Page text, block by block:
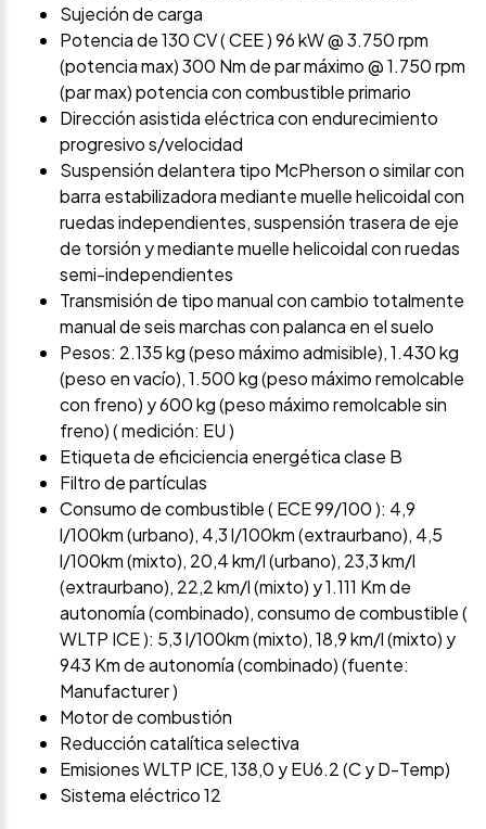
Sujeción de carga
Potencia de 130 CV ( CEE ) 96 kW @ 3.750 rpm
(potencia max) 300 Nm de par máximo @ 1.750 rpm
(par max) potencia con combustible primario
Dirección asistida eléctrica con endurecimiento
progresivo s/velocidad
Suspensión delantera tipo McPherson o similar con
barra estabilizadora mediante muelle helicoidal con
ruedas independientes, suspensión trasera de eje
de torsión y mediante muelle helicoidal con ruedas
semi-independientes
Transmisión de tipo manual con cambio totalmente
manual de seis marchas con palanca en el suelo
Pesos: 2.135 kg (peso máximo admisible), 1.430 kg
(peso en vacío), 1.500 kg (peso máximo remolcable
con freno) y 600 kg (peso máximo remolcable sin
freno) ( medición: EU )
Etiqueta de eficiciencia energética clase B
Filtro de partículas
Consumo de combustible ( ECE 99/100 ): 4,9
l/100km (urbano), 4,3 l/100km (extraurbano), 4,5
l/100km (mixto), 20,4 km/l (urbano), 23,3 km/l
(extraurbano), 22,2 km/l (mixto) y 1.111 Km de
autonomía (combinado), consumo de combustible (
WLTP ICE ): 5,3 l/100km (mixto), 18,9 km/l (mixto) y
943 Km de autonomía (combinado) (fuente:
Manufacturer )
Motor de combustión
Reducción catalítica selectiva
Emisiones WLTP ICE, 138,0 y EU6.2 (C y D-Temp)
Sistema eléctrico 12